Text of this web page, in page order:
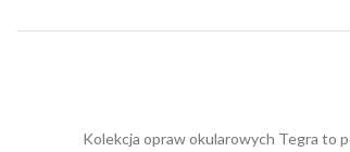
Kolekcja opraw okularowych Tegra to